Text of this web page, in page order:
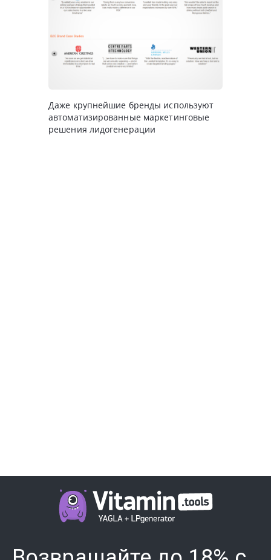
Даже крупнейшие бренды используют
автоматизированные маркетинговые
решения лидогенерации